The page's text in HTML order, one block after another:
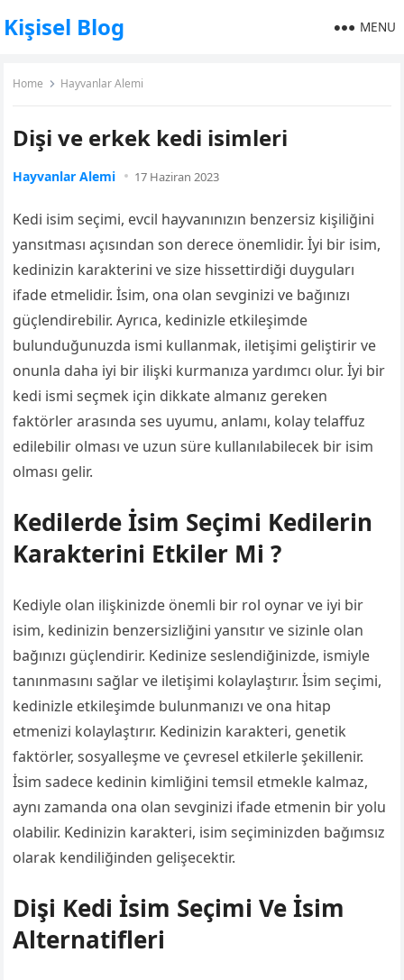
Kişisel Blog MENU
Home Hayvanlar Alemi
Dişi ve erkek kedi isimleri
Hayvanlar Alemi 17 Haziran 2023
Kedi isim seçimi, evcil hayvanınızın benzersiz kişiliğini
yansıtması açısından son derece önemlidir. İyi bir isim,
kedinizin karakterini ve size hissettirdiği duyguları
ifade etmelidir. İsim, ona olan sevginizi ve bağınızı
güçlendirebilir. Ayrıca, kedinizle etkileşimde
bulunduğunuzda ismi kullanmak, iletişimi geliştirir ve
onunla daha iyi bir ilişki kurmanıza yardımcı olur. İyi bir
kedi ismi seçmek için dikkate almanız gereken
faktörler arasında ses uyumu, anlamı, kolay telaffuz
edilebilir olması ve uzun süre kullanılabilecek bir isim
olması gelir.
Kedilerde İsim Seçimi Kedilerin
Karakterini Etkiler Mi ?
Kediyle olan ilişkinizde önemli bir rol oynar ve iyi bir
isim, kedinizin benzersizliğini yansıtır ve sizinle olan
bağınızı güçlendirir. Kedinize seslendiğinizde, ismiyle
tanınmasını sağlar ve iletişimi kolaylaştırır. İsim seçimi,
kedinizle etkileşimde bulunmanızı ve ona hitap
etmenizi kolaylaştırır. Kedinizin karakteri, genetik
faktörler, sosyalleşme ve çevresel etkilerle şekillenir.
İsim sadece kedinin kimliğini temsil etmekle kalmaz,
aynı zamanda ona olan sevginizi ifade etmenin bir yolu
olabilir. Kedinizin karakteri, isim seçiminizden bağımsız
olarak kendiliğinden gelişecektir.
Dişi Kedi İsim Seçimi Ve İsim
Alternatifleri